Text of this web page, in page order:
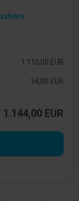
1.110,00 EUR
34,00 EUR
1.144,00 EUR